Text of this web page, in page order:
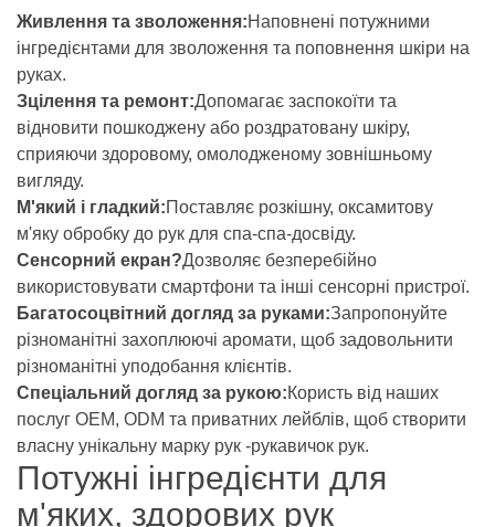
Живлення та зволоження:Наповнені потужними
інгредієнтами для зволоження та поповнення шкіри на
руках.
Зцілення та ремонт:Допомагає заспокоїти та
відновити пошкоджену або роздратовану шкіру,
сприяючи здоровому, омолодженому зовнішньому
вигляду.
М'який і гладкий:Поставляє розкішну, оксамитову
м'яку обробку до рук для спа-спа-досвіду.
Сенсорний екран?Дозволяє безперебійно
використовувати смартфони та інші сенсорні пристрої.
Багатосоцвітний догляд за руками:Запропонуйте
різноманітні захоплюючі аромати, щоб задовольнити
різноманітні уподобання клієнтів.
Спеціальний догляд за рукою:Користь від наших
послуг OEM, ODM та приватних лейблів, щоб створити
власну унікальну марку рук -рукавичок рук.
Потужні інгредієнти для
м'яких, здорових рук